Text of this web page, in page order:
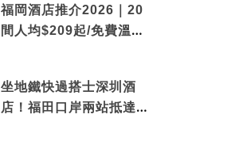
福岡酒店推介2026｜20
間人均$209起/免費溫泉/
坐地鐵快過搭士深圳酒
店！福田口岸兩站抵達